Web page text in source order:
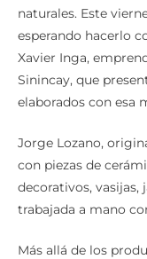
naturales. Este
esperando hacerlo
Xavier Inga,
Sinincay, que
elaborados con esa
Jorge Lozano,
con piezas de
decorativos, vasijas,
trabajada a mano
Más allá de los